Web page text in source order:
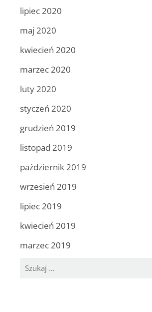
lipiec 2020
maj 2020
kwiecień 2020
marzec 2020
luty 2020
styczeń 2020
grudzień 2019
listopad 2019
październik 2019
wrzesień 2019
lipiec 2019
kwiecień 2019
marzec 2019
Szukaj: